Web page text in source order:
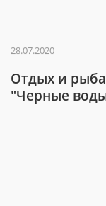
28.07.2020
Отдых и
"Черные